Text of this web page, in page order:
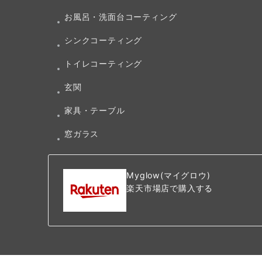
お風呂・洗面台コーティング
シンクコーティング
トイレコーティング
玄関
家具・テーブル
窓ガラス
Myglow(マイグロウ)
楽天市場店で購入する